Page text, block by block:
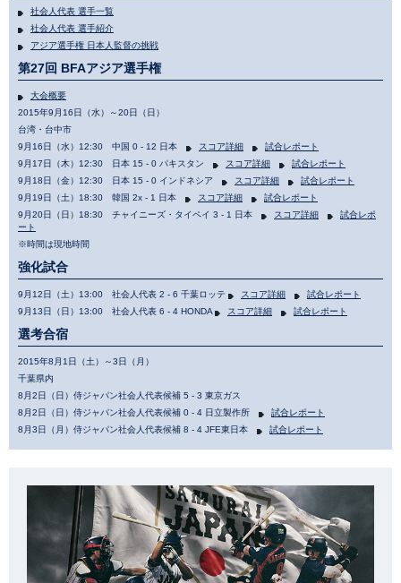
社会人代表 選手一覧
社会人代表 選手紹介
アジア選手権 日本人監督の挑戦
第27回 BFAアジア選手権
大会概要
2015年9月16日（水）～20日（日）
台湾・台中市
9月16日（水）12:30 中国 0 - 12 日本
スコア詳細
試合レポート
9月17日（木）12:30 日本 15 - 0 パキスタン
スコア詳細
試合レポート
9月18日（金）12:30 日本 15 - 0 インドネシア
スコア詳細
試合レポート
9月19日（土）18:30 韓国 2x - 1 日本
スコア詳細
試合レポート
9月20日（日）18:30 チャイニーズ・タイペイ 3 - 1 日本
スコア詳細
試合レポ
ート
※時間は現地時間
強化試合
9月12日（土）13:00 社会人代表 2 - 6 千葉ロッテ スコア詳細
試合レポート
9月13日（日）13:00 社会人代表 6 - 4 HONDA
スコア詳細 試合レポート
選考合宿
2015年8月1日（土）～3日（月）
千葉県内
8月2日（日）侍ジャパン社会人代表候補 5 - 3 東京ガス
8月2日（日）侍ジャパン社会人代表候補 0 - 4 日立製作所
試合レポート
8月3日（月）侍ジャパン社会人代表候補 8 - 4 JFE東日本
試合レポート